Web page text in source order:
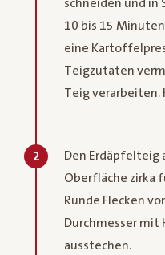
schneiden und in
10 bis 15
eine
Teigzutaten
Teig verarbeiten.
2
Den Erdäpfelteig
Oberfläche zirka
Runde Flecken
Durchmesser
ausstechen.